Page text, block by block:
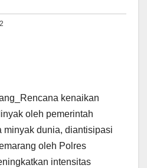
kenaikan
oleh pemerintah
minyak dunia, diantisipasi
oleh Polres
intensitas